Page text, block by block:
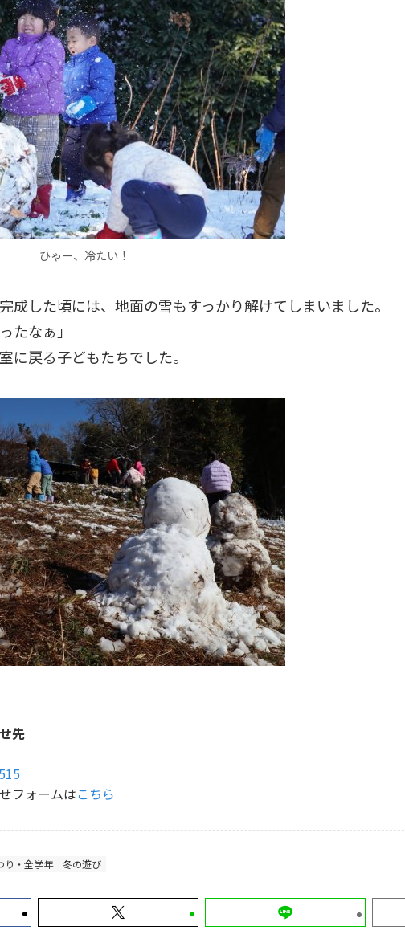
ひゃー、冷たい！
成した頃には、地面の雪もすっかり解けてしまいました。
たなぁ」
に戻る子どもたちでした。
先
フォームはこちら
り・全学年 冬の遊び